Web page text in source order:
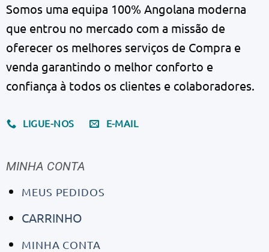
Somos uma equipa 100% Angolana moderna
que entrou no mercado com a missão de
oferecer os melhores serviços de Compra e
venda garantindo o melhor conforto e
confiança à todos os clientes e colaboradores.
LIGUE-NOS E-MAIL
MINHA CONTA
MEUS PEDIDOS
CARRINHO
MINHA CONTA